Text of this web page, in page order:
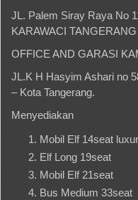
JL. Palem Siray Raya No
KARAWACI TANGERANG
OFFICE AND GARASI
JL.K H Hasyim Ashari no
– Kota Tangerang.
Menyediakan
Mobil Elf 14seat
Elf Long 19seat
Mobil Elf 21seat
Bus Medium 33seat